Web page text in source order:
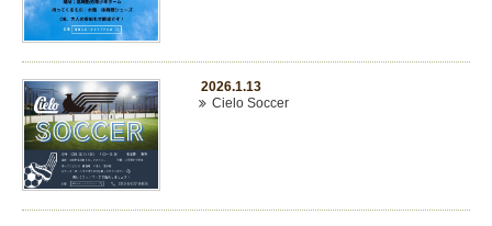
2026.1.13
Cielo Soccer